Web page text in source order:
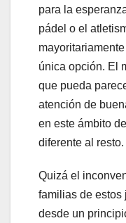
para la
pádel o el
única opción. El
que pueda
atención de
en este ámbito
diferente al resto.
Quizá el
familias de estos
desde un